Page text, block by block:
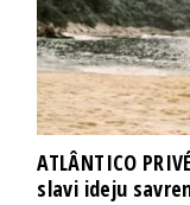
ATLÂNTICO
slavi ideju